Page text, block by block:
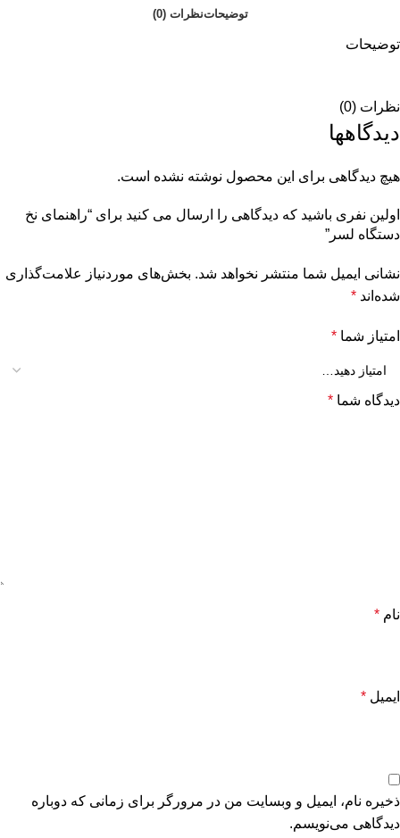
توضیحاتنظرات (0)
توضیحات
نظرات (0)
دیدگاهها
هیچ دیدگاهی برای این محصول نوشته نشده است.
اولین نفری باشید که دیدگاهی را ارسال می کنید برای “راهنمای نخ
دستگاه لسر”
نشانی ایمیل شما منتشر نخواهد شد. بخش‌های موردنیاز علامت‌گذاری
شده‌اند *
امتیاز شما *
دیدگاه شما *
نام *
ایمیل *
ذخیره نام، ایمیل و وبسایت من در مرورگر برای زمانی که دوباره
دیدگاهی می‌نویسم.